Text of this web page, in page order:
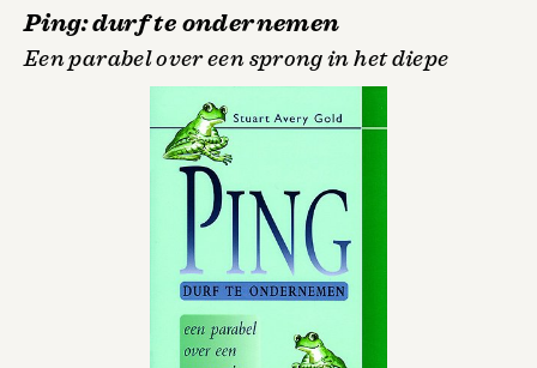
Ping: durf te ondernemen
Een parabel over een sprong in het diepe